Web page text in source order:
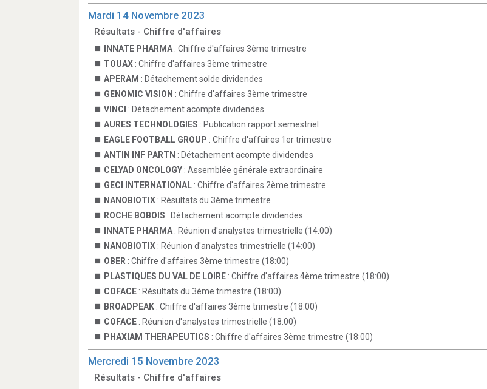
Mardi 14 Novembre 2023
Résultats - Chiffre d'affaires
INNATE PHARMA : Chiffre d'affaires 3ème trimestre
TOUAX : Chiffre d'affaires 3ème trimestre
APERAM : Détachement solde dividendes
GENOMIC VISION : Chiffre d'affaires 3ème trimestre
VINCI : Détachement acompte dividendes
AURES TECHNOLOGIES : Publication rapport semestriel
EAGLE FOOTBALL GROUP : Chiffre d'affaires 1er trimestre
ANTIN INF PARTN : Détachement acompte dividendes
CELYAD ONCOLOGY : Assemblée générale extraordinaire
GECI INTERNATIONAL : Chiffre d'affaires 2ème trimestre
NANOBIOTIX : Résultats du 3ème trimestre
ROCHE BOBOIS : Détachement acompte dividendes
INNATE PHARMA : Réunion d'analystes trimestrielle (14:00)
NANOBIOTIX : Réunion d'analystes trimestrielle (14:00)
OBER : Chiffre d'affaires 3ème trimestre (18:00)
PLASTIQUES DU VAL DE LOIRE : Chiffre d'affaires 4ème trimestre (18:00)
COFACE : Résultats du 3ème trimestre (18:00)
BROADPEAK : Chiffre d'affaires 3ème trimestre (18:00)
COFACE : Réunion d'analystes trimestrielle (18:00)
PHAXIAM THERAPEUTICS : Chiffre d'affaires 3ème trimestre (18:00)
Mercredi 15 Novembre 2023
Résultats - Chiffre d'affaires